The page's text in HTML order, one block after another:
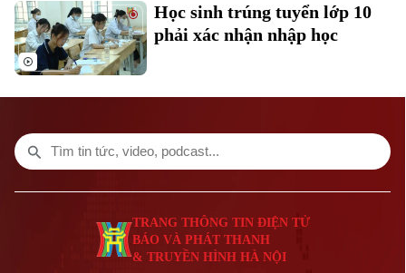
0865.116.699 (hotline) 0865.116.699
Học sinh trúng tuyển lớp 10
phải xác nhận nhập học
TRANG THÔNG TIN ĐIỆN TỬ
BÁO VÀ PHÁT THANH
& TRUYỀN HÌNH HÀ NỘI